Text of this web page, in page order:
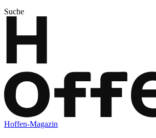
Suche
Hoffen-Magazin